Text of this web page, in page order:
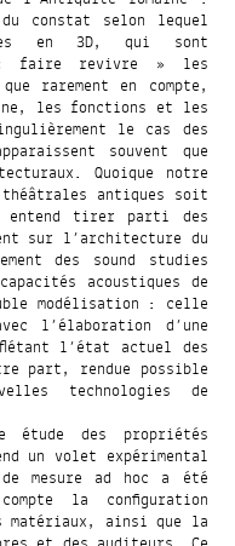
constat selon lequel
en 3D, qui sont
« faire revivre » les
rarement en compte,
les fonctions et les
le cas des
souvent que
Quoique notre
antiques soit
entend tirer parti des
sur l’architecture du
des sound studies
acoustiques de
modélisation : celle
l’élaboration d’une
l’état actuel des
part, rendue possible
technologies de
étude des propriétés
un volet expérimental
mesure ad hoc a été
la configuration
matériaux, ainsi que la